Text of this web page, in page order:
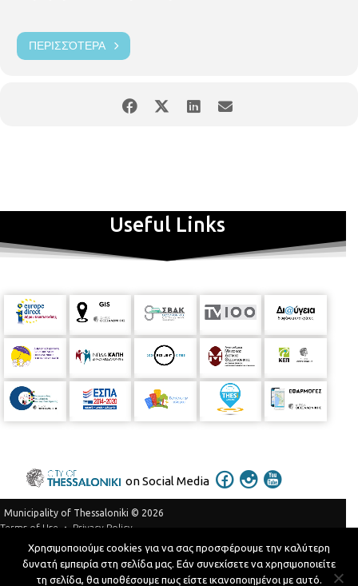
ΠΕΡΙΣΣΌΤΕΡΑ
Useful Links
on Social Media
Municipality of Thessaloniki © 2026
Terms of Use
Privacy Policy
Telephone Catalog
Developed byMyCompany Projects
Χρησιμοποιούμε cookies για να σας προσφέρουμε την καλύτερη
δυνατή εμπειρία στη σελίδα μας. Εάν συνεχίσετε να χρησιμοποιείτε
τη σελίδα, θα υποθέσουμε πως είστε ικανοποιημένοι με αυτό.